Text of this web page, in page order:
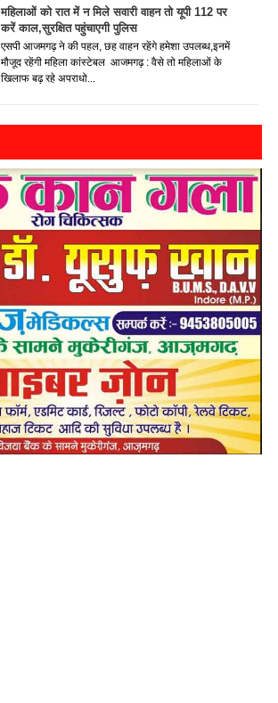
महिलाओं को रात में न मिले सवारी वाहन तो यूपी 112 पर
करें काल,सुरक्षित पहुंचाएगी पुलिस
एसपी आजमगढ़ ने की पहल, छह वाहन रहेंगे हमेशा उपलब्ध,इनमें
मौजूद रहेंगी महिला कांस्टेबल आजमगढ़ : वैसे तो महिलाओं के
खिलाफ बढ़ रहे अपराधो...